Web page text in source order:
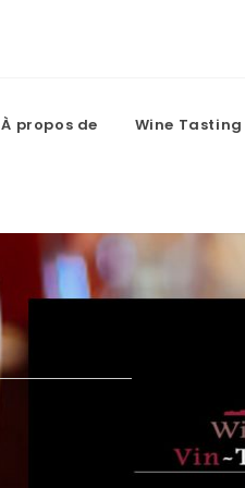
À propos de Wine Tasting